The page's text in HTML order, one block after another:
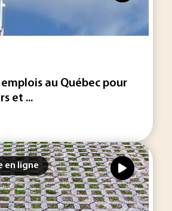
au Québec pour
et ...
en ligne